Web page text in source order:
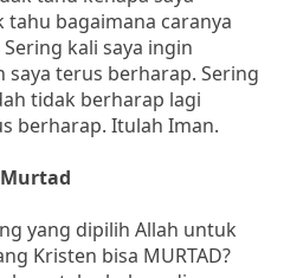
tahu bagaimana caranya
kali saya ingin
terus berharap. Sering
tidak berharap lagi
berharap. Itulah Iman.
yang dipilih Allah untuk
Kristen bisa MURTAD?